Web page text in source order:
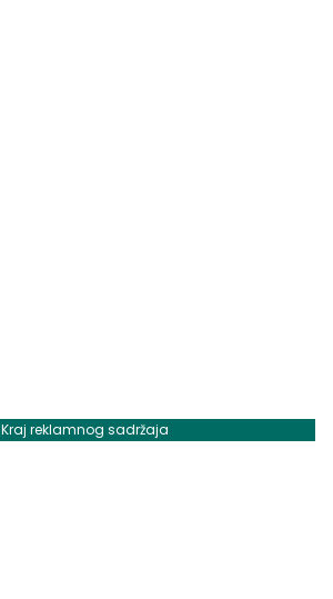
Kraj reklamnog sadržaja